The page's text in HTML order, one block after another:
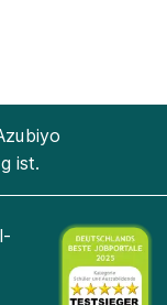
ist.